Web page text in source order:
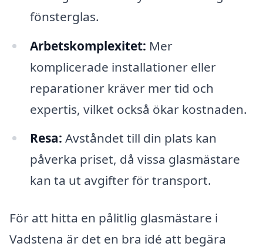
fönsterglas.
Arbetskomplexitet: Mer
komplicerade installationer eller
reparationer kräver mer tid och
expertis, vilket också ökar kostnaden.
Resa: Avståndet till din plats kan
påverka priset, då vissa glasmästare
kan ta ut avgifter för transport.
För att hitta en pålitlig glasmästare i
Vadstena är det en bra idé att begära